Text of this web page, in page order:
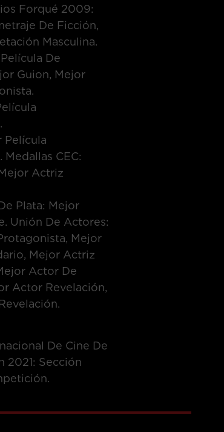
Forqué 2009:
De Ficción,
Masculina.
De
Guion, Mejor
Película
Medallas CEC:
Actriz
Plata: Mejor
Unión De Actores:
Mejor
Mejor Actriz
Actor De
Actor Revelación,
De Cine De
2021: Sección